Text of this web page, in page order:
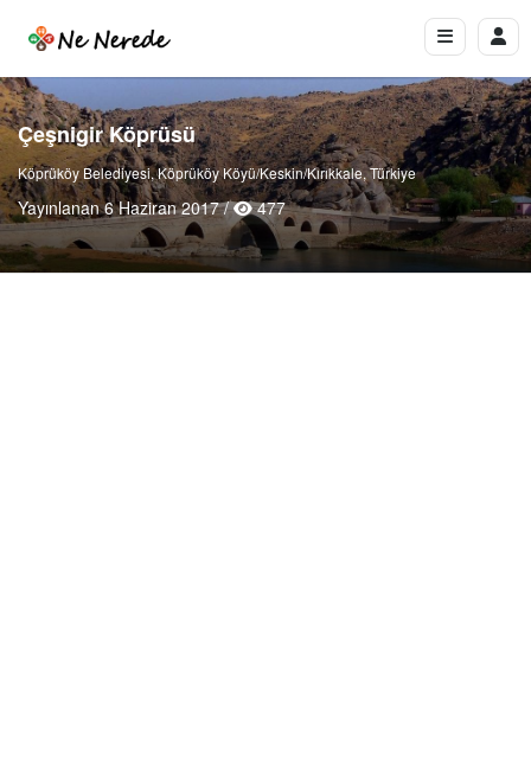
Çeşnigir Köprüsü
Köprüköy Belediyesi, Köprüköy Köyü/Keskin/Kırıkkale, Türkiye
Yayınlanan 6 Haziran 2017 / 477